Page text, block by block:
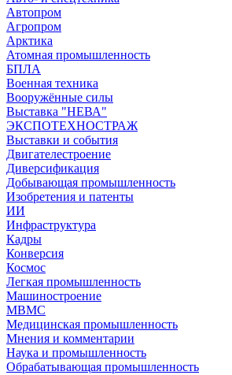
Автопром
Агропром
Арктика
Атомная промышленность
БПЛА
Военная техника
Вооружённые силы
Выставка "НЕВА"
ЭКСПОТЕХНОСТРАЖ
Выставки и события
Двигателестроение
Диверсификация
Добывающая промышленность
Изобретения и патенты
ИИ
Инфраструктура
Кадры
Конверсия
Космос
Легкая промышленность
Машиностроение
МВМС
Медицинская промышленность
Мнения и комментарии
Наука и промышленность
Обрабатывающая промышленность